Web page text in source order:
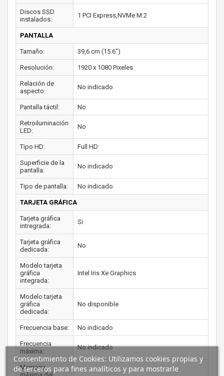
Discos SSD
instalados:
1 PCI Express,NVMe M.2
PANTALLA
Tamaño: 39,6 cm (15.6")
Resolución: 1920 x 1080 Pixeles
Relación de
aspecto:
No indicado
Pantalla táctil: No
Retroiluminación
LED:
No
Tipo HD: Full HD
Superficie de la
pantalla:
No indicado
Tipo de pantalla: No indicado
TARJETA GRÁFICA
Tarjeta gráfica
intregrada:
Si
Tarjeta gráfica
dedicada:
No
Modelo tarjeta
gráfica
integrada:
Intel Iris Xe Graphics
Modelo tarjeta
gráfica
dedicada:
No disponible
Frecuencia base: No indicado
Frecuencia
máxima:
No indicado
Memoria
Consentimiento de Cookies: Utilizamos cookies propias y
de terceros para fines analíticos y para mostrarle